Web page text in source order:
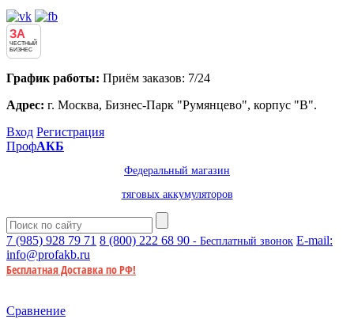
ЗА
ЧЕСТНЫЙ
БИЗНЕС
График работы: Приём заказов: 7/24
Адрес: г. Москва, Бизнес-Парк "Румянцево", корпус "В".
Вход Регистрация
ПрофАКБ
Федеральный магазин
тяговых аккумуляторов
7 (985) 928 79 71 8 (800) 222 68 90 - Бесплатный звонок E-mail:
info@profakb.ru
Бесплатная Доставка по РФ!
Сравнение